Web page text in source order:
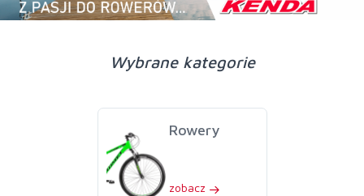
Wybrane kategorie
Rowery
zobacz